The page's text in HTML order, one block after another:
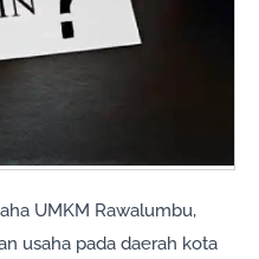
UMKM Rawalumbu,
usaha pada daerah kota